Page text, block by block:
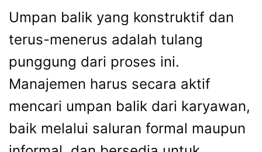
Umpan balik yang konstruktif dan
terus-menerus adalah tulang
punggung dari proses ini.
Manajemen harus secara aktif
mencari umpan balik dari karyawan,
baik melalui saluran formal maupun